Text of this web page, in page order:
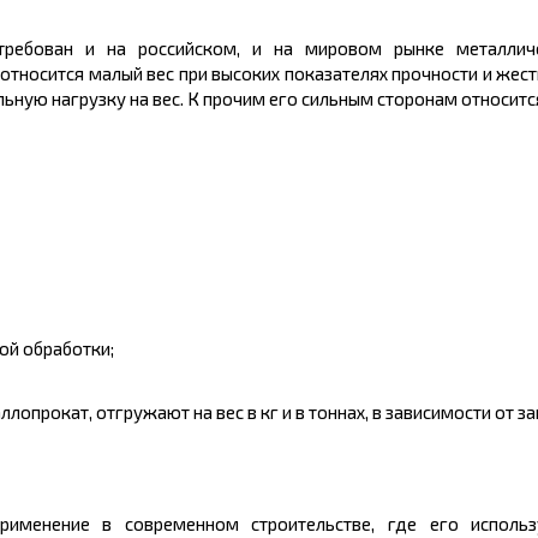
и на российском, и на мировом рынке
малый вес при высоких показателях прочности и
нагрузку на вес. К прочим его сильным сторонам
обработки;
отгружают на вес в кги в тоннах, в зависимости от
в современном строительстве, где его